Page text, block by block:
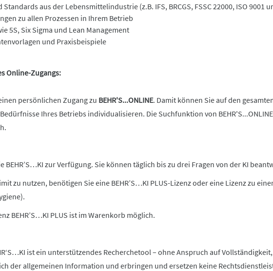
aus der Lebensmittelindustrie (z.B. IFS, BRCGS, FSSC 22000, ISO 9001
zu allen Prozessen in Ihrem Betrieb
5S, Six Sigma und Lean Management
und Praxisbeispiele
Online-Zugangs:
persönlichen Zugang zu BEHR'S...ONLINE. Damit können Sie auf den
Ihres Betriebs individualisieren. Die Suchfunktion von
BEHR’S…KI zur Verfügung. Sie können täglich bis zu drei Fragen von der KI
zu nutzen, benötigen Sie eine BEHR’S…KI PLUS-Lizenz oder eine Lizenz zu
BEHR’S…KI PLUS ist im Warenkorb möglich.
ist ein unterstützendes Recherchetool – ohne Anspruch auf
der allgemeinen Information und erbringen und ersetzen keine